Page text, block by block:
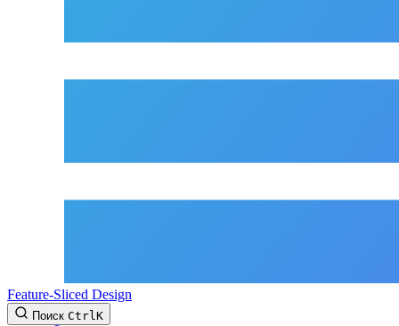
Feature-Sliced Design
Поиск CtrlK